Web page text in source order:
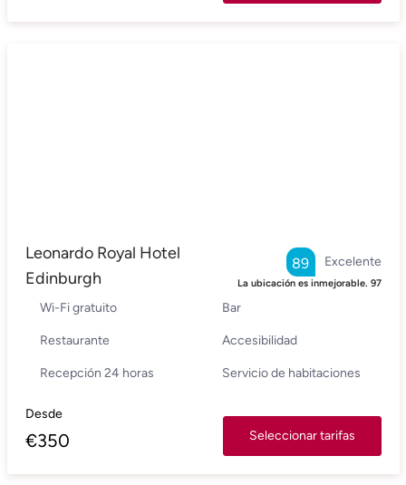
Leonardo Royal Hotel
Edinburgh
Excelente
89
La ubicación es inmejorable. 97
Wi-Fi gratuito Bar
Restaurante Accesibilidad
Recepción 24 horas Servicio de habitaciones
Desde
€350 Seleccionar tarifas